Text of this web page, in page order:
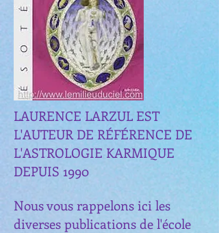
LAURENCE LARZUL EST
L'AUTEUR DE RÉFÉRENCE DE
L'ASTROLOGIE KARMIQUE
DEPUIS 1990
Nous vous rappelons ici les
diverses publications de l'école